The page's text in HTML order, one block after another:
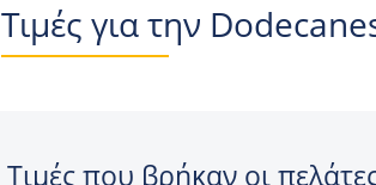
Τιμές για την
Τιμές που βρήκαν οι